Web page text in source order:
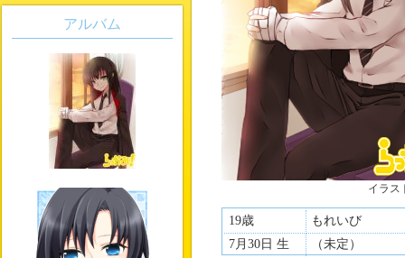
イラス
19歳
もれいび
7月30日 生
（未定）
アルバム